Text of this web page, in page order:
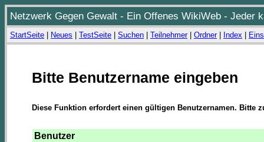
Netzwerk Gegen Gewalt - Ein Offenes WikiWeb - Jeder
StartSeite Neues TestSeite Suchen Teilnehmer| Ordner| Index
Bitte Benutzername eingeben
Diese Funktion erfordert einen gültigen Benutzernamen. Bitte
Benutzer